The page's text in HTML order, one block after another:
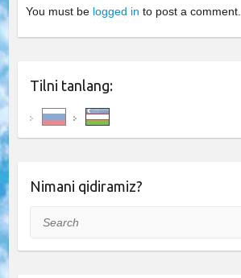
You must be logged in to post a comment.
Tilni tanlang:
Nimani qidiramiz?
Search